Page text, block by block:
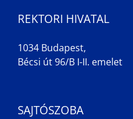
REKTORI HIVATAL
1034 Budapest,
Bécsi út 96/B I-II. emelet
SAJTÓSZOBA